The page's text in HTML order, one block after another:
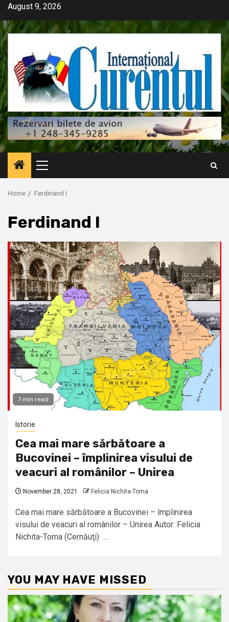
Skip
content
August 9, 2026
Primary
Menu
Home Ferdinand I
Ferdinand I
7 min read
Istorie
Cea mai mare sărbătoare a
Bucovinei – împlinirea visului de
veacuri al românilor – Unirea
November 28, 2021 Felicia Nichita-Toma
Cea mai mare sărbătoare a Bucovinei – împlinirea
visului de veacuri al românilor – Unirea Autor: Felicia
Nichita-Toma (Cernăuţi) ...
YOU MAY HAVE MISSED